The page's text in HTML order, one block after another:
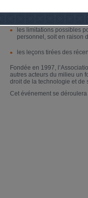
les risques concernant
de technologies
les limitations possibles
personnel, soit en raison
les leçons tirées des
Fondée en 1997,
autres acteurs du milieu un
droit de la technologie et de
Cet événement se